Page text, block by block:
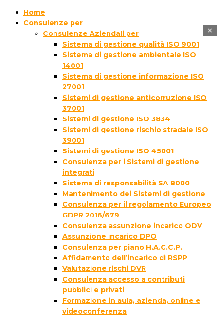
Home
Consulenze per
Consulenze Aziendali per
Sistema di gestione qualità ISO 9001
Sistema di gestione ambientale ISO
14001
Sistema di gestione informazione ISO
27001
Sistemi di gestione anticorruzione ISO
37001
Sistemi di gestione ISO 3834
Sistemi di gestione rischio stradale ISO
39001
Sistemi di gestione ISO 45001
Consulenza per i Sistemi di gestione
integrati
Sistema di responsabilità SA 8000
Mantenimento dei Sistemi di gestione
Consulenza per il regolamento Europeo
GDPR 2016/679
Consulenza assunzione incarico ODV
Assunzione incarico DPO
Consulenza per piano H.A.C.C.P.
Affidamento dell’incarico di RSPP
Valutazione rischi DVR
Consulenza accesso a contributi
pubblici e privati
Formazione in aula, azienda, online e
videoconferenza
×